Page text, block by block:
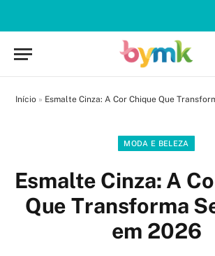
Início » Esmalte Cinza: A Cor Chique Que
MODA E BELEZA
Esmalte Cinza: A
Que Transforma
em 2026